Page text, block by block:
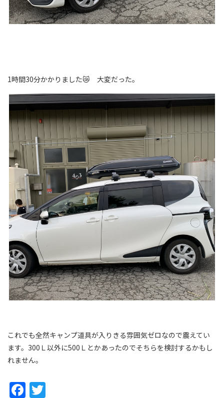
1時間30分かかりました😿 大変だった。
これでも全然キャンプ道具が入りきる雰囲気ゼロなので震えてい
ます。300Ｌ以外に500Ｌとかあったのでそちらを検討するかもし
れません。
Facebook